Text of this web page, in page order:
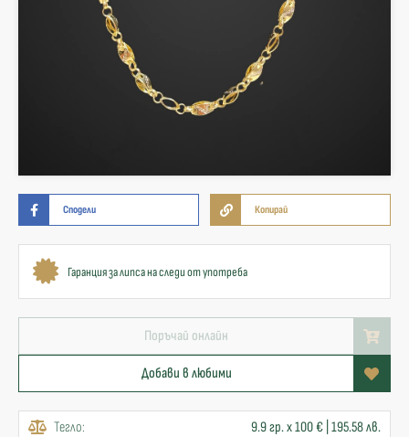
Сподели Копирай
Гаранция за липса на следи от употреба
Поръчай онлайн
Добави в любими
Тегло:
9.9 гр. x 100 € | 195.58 лв.